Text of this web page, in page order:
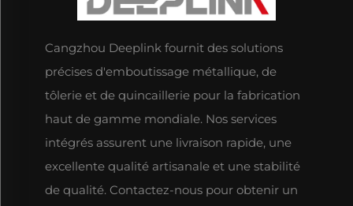
Cangzhou Deeplink fournit des solutions
précises d'emboutissage métallique, de
tôlerie et de quincaillerie pour la fabrication
haut de gamme mondiale. Nos services
intégrés assurent une livraison rapide, une
excellente qualité artisanale et une stabilité
de qualité. Contactez-nous pour obtenir un